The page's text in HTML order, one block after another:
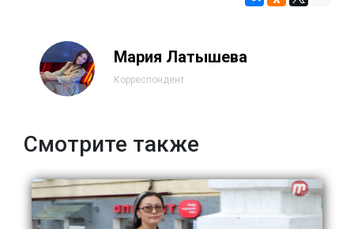
Мария Латышева
Корреспондент
Смотрите также